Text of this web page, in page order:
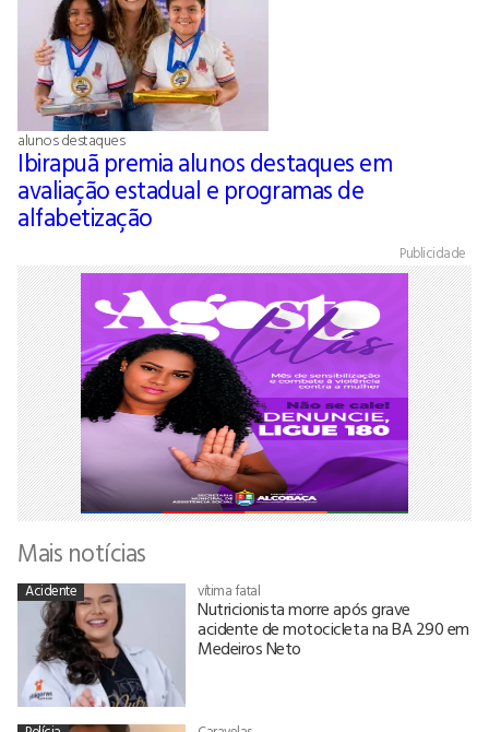
alunos destaques
Ibirapuã premia alunos destaques em
avaliação estadual e programas de
alfabetização
Publicidade
Mais notícias
Acidente vítima fatal
Nutricionista morre após grave
acidente de motocicleta na BA 290 em
Medeiros Neto